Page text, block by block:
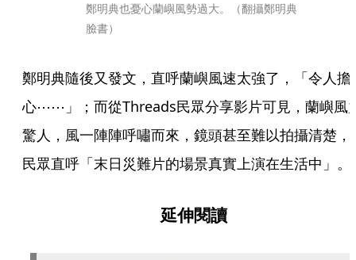
鄭明典也憂心蘭嶼風勢過大。（翻攝鄭明典
臉書）
鄭明典隨後又發文，直呼蘭嶼風速太強了，「令人擔
心⋯⋯」；而從Threads民眾分享影片可見，蘭嶼風
驚人，風一陣陣呼嘯而來，鏡頭甚至難以拍攝清楚，
民眾直呼「末日災難片的場景真實上演在生活中」。
延伸閱讀